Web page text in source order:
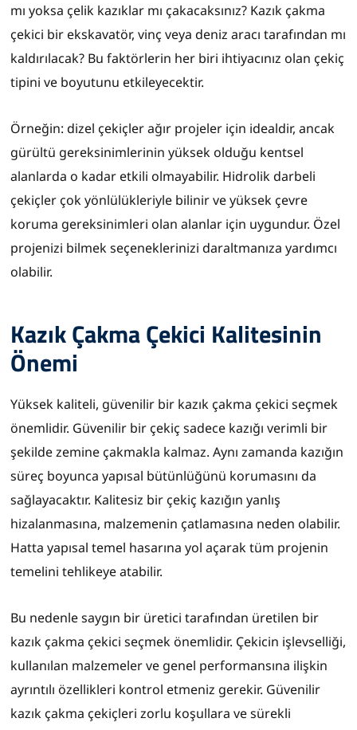
mı yoksa çelik kazıklar mı çakacaksınız? Kazık çakma
çekici bir ekskavatör, vinç veya deniz aracı tarafından mı
kaldırılacak? Bu faktörlerin her biri ihtiyacınız olan çekiç
tipini ve boyutunu etkileyecektir.
Örneğin: dizel çekiçler ağır projeler için idealdir, ancak
gürültü gereksinimlerinin yüksek olduğu kentsel
alanlarda o kadar etkili olmayabilir. Hidrolik darbeli
çekiçler çok yönlülükleriyle bilinir ve yüksek çevre
koruma gereksinimleri olan alanlar için uygundur. Özel
projenizi bilmek seçeneklerinizi daraltmanıza yardımcı
olabilir.
Kazık Çakma Çekici Kalitesinin
Önemi
Yüksek kaliteli, güvenilir bir kazık çakma çekici seçmek
önemlidir. Güvenilir bir çekiç sadece kazığı verimli bir
şekilde zemine çakmakla kalmaz. Aynı zamanda kazığın
süreç boyunca yapısal bütünlüğünü korumasını da
sağlayacaktır. Kalitesiz bir çekiç kazığın yanlış
hizalanmasına, malzemenin çatlamasına neden olabilir.
Hatta yapısal temel hasarına yol açarak tüm projenin
temelini tehlikeye atabilir.
Bu nedenle saygın bir üretici tarafından üretilen bir
kazık çakma çekici seçmek önemlidir. Çekicin işlevselliği,
kullanılan malzemeler ve genel performansına ilişkin
ayrıntılı özellikleri kontrol etmeniz gerekir. Güvenilir
kazık çakma çekiçleri zorlu koşullara ve sürekli